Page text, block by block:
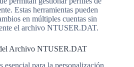
Estas herramientas pueden
en múltiples cuentas sin
el archivo NTUSER.DAT.
Archivo NTUSER.DAT
para la personalización